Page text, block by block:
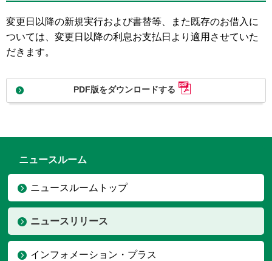
変更日以降の新規実行および書替等、また既存のお借入に
ついては、変更日以降の利息お支払日より適用させていた
だきます。
PDF版をダウンロードする
ニュースルーム
ニュースルームトップ
ニュースリリース
インフォメーション・プラス